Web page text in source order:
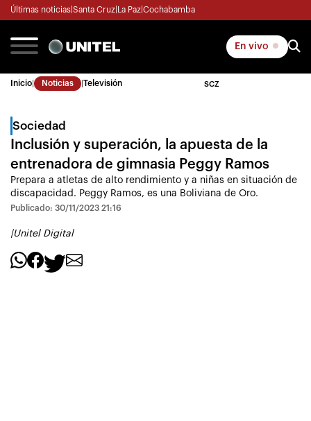
Últimas noticias Santa Cruz La Paz Cochabamba
En vivo
Inicio Noticias Televisión SCZ
Sociedad
Inclusión y superación, la apuesta de la
entrenadora de gimnasia Peggy Ramos
Prepara a atletas de alto rendimiento y a niñas en situación de
discapacidad. Peggy Ramos, es una Boliviana de Oro.
Publicado: 30/11/2023 21:16
|Unitel Digital